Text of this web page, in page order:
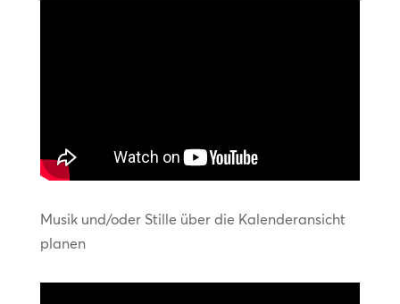
Musik und/oder Stille über die Kalenderansicht
planen